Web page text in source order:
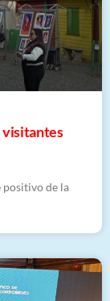
visitantes
positivo de la